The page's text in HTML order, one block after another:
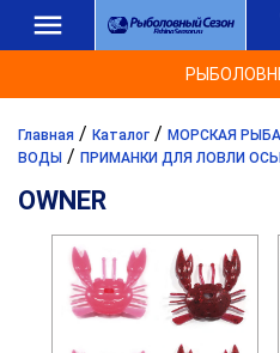
Главная / Каталог / МОРСКАЯ
ВОДЫ / ПРИМАНКИ ДЛЯ ЛОВЛИ
OWNER